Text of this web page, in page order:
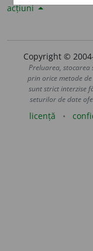
acțiuni
Copyright ©
Preluarea, stocarea
prin orice metode
sunt strict interzise
seturilor de date
licență